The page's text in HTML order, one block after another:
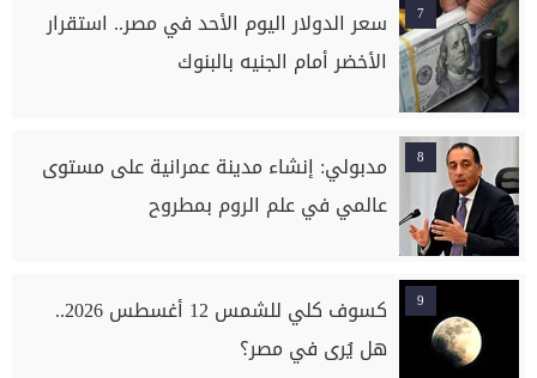
7
سعر الدولار اليوم الأحد في مصر.. استقرار
الأخضر أمام الجنيه بالبنوك
8
مدبولي: إنشاء مدينة عمرانية على مستوى
عالمي في علم الروم بمطروح
9
كسوف كلي للشمس 12 أغسطس 2026..
هل يُرى في مصر؟